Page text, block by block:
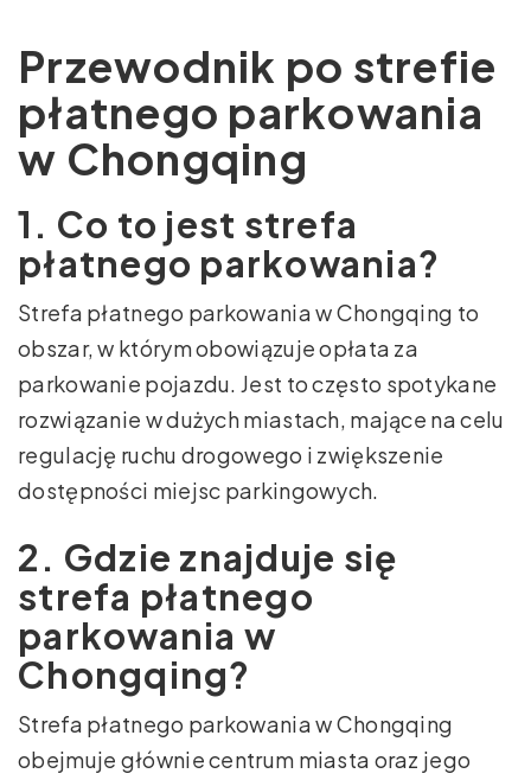
Przewodnik po strefie
płatnego parkowania
w Chongqing
1. Co to jest strefa
płatnego parkowania?
Strefa płatnego parkowania w Chongqing to
obszar, w którym obowiązuje opłata za
parkowanie pojazdu. Jest to często spotykane
rozwiązanie w dużych miastach, mające na celu
regulację ruchu drogowego i zwiększenie
dostępności miejsc parkingowych.
2. Gdzie znajduje się
strefa płatnego
parkowania w
Chongqing?
Strefa płatnego parkowania w Chongqing
obejmuje głównie centrum miasta oraz jego